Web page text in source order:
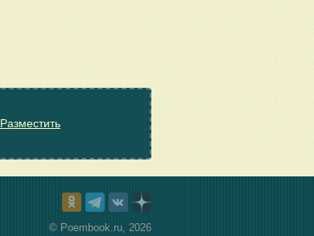
Разместить
© Poembook.ru, 2026